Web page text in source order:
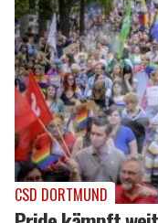
CSD DORTMUND